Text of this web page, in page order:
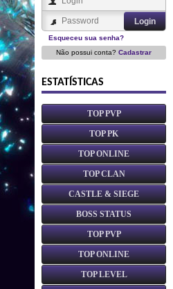
Esqueceu sua senha?
Não possui conta? Cadastrar
ESTATÍSTICAS
TOP PVP
TOP PK
TOP ONLINE
TOP CLAN
CASTLE & SIEGE
BOSS STATUS
TOP PVP
TOP ONLINE
TOP LEVEL